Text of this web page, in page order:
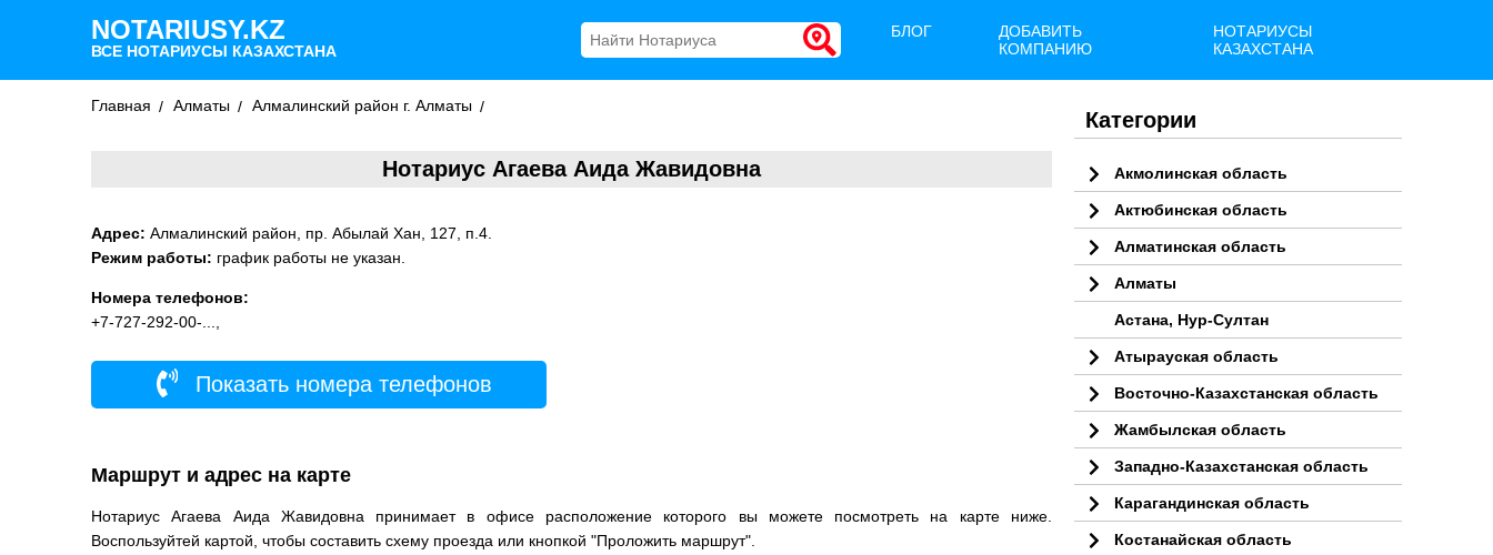
NOTARIUSY.KZ
ВСЕ НОТАРИУСЫ КАЗАХСТАНА
БЛОГ
ДОБАВИТЬ
КОМПАНИЮ
НОТАРИУСЫ
КАЗАХСТАНА
Главная Алматы Алмалинский район г. Алматы
Нотариус Агаева Аида Жавидовна
Адрес: Алмалинский район, пр. Абылай Хан, 127, п.4.
Режим работы: график работы не указан.
Номера телефонов:
+7-727-292-00-...,
Показать номера телефонов
Маршрут и адрес на карте
Нотариус Агаева Аида Жавидовна принимает в офисе расположение которого вы можете посмотреть на карте ниже.
Воспользуйтей картой, чтобы составить схему проезда или кнопкой "Проложить маршрут".
Категории
Акмолинская область
Актюбинская область
Алматинская область
Алматы
Астана, Нур-Султан
Атырауская область
Восточно-Казахстанская область
Жамбылская область
Западно-Казахстанская область
Карагандинская область
Костанайская область